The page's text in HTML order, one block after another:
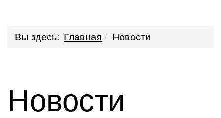
Вы здесь: Главная Новости
Новости